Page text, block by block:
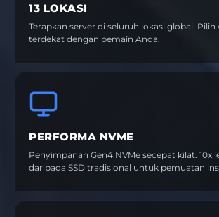
13 LOKASI
Terapkan server di seluruh lokasi global. Pilih
terdekat dengan pemain Anda.
PERFORMA NVME
Penyimpanan Gen4 NVMe secepat kilat. 10x
daripada SSD tradisional untuk pemuatan